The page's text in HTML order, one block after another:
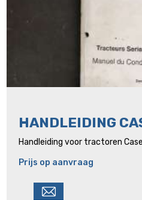
HANDLEIDING
Handleiding voor tractoren
Prijs op aanvraag